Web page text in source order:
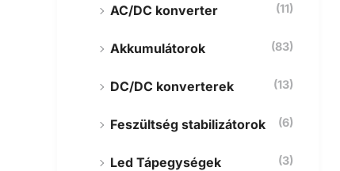
AC/DC konverter (11)
Akkumulátorok (83)
DC/DC konverterek (13)
Feszültség stabilizátorok (6)
Led Tápegységek (3)